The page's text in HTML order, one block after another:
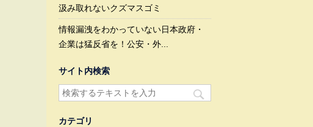
汲み取れないクズマスゴミ
情報漏洩をわかっていない日本政府・
企業は猛反省を！公安・外...
サイト内検索
カテゴリ